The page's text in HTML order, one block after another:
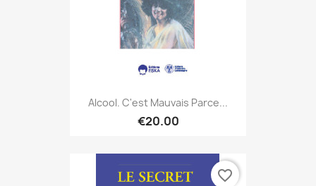
Alcool. C'est Mauvais Parce...
€20.00
favorite_border